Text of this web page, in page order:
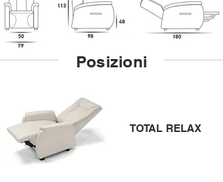
Posizioni
TOTAL RELAX